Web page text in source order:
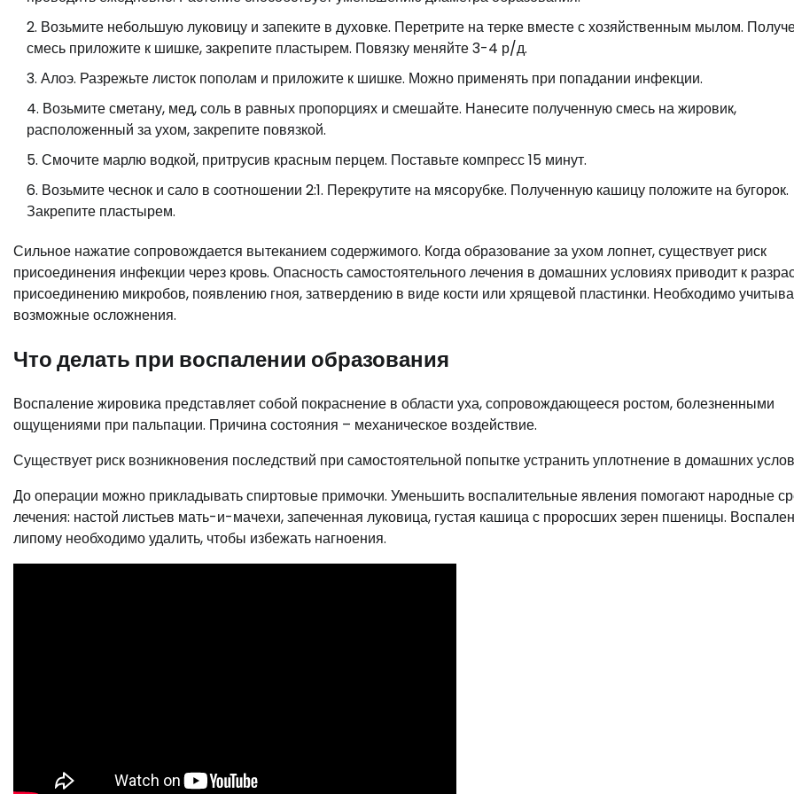
Возьмите небольшую луковицу и запеките в духовке. Перетрите на терке вместе с хозяйственным мылом.
смесь приложите к шишке, закрепите пластырем. Повязку меняйте 3-4 р/д.
Алоэ. Разрежьте листок пополам и приложите к шишке. Можно применять при попадании инфекции.
Возьмите сметану, мед, соль в равных пропорциях и смешайте. Нанесите полученную смесь на жировик,
расположенный за ухом, закрепите повязкой.
Смочите марлю водкой, притрусив красным перцем. Поставьте компресс 15 минут.
Возьмите чеснок и сало в соотношении 2:1. Перекрутите на мясорубке. Полученную кашицу положите на бугорок.
Закрепите пластырем.
Сильное нажатие сопровождается вытеканием содержимого. Когда образование за ухом лопнет, существует риск
присоединения инфекции через кровь. Опасность самостоятельного лечения в домашних условиях приводит к
присоединению микробов, появлению гноя, затвердению в виде кости или хрящевой пластинки. Необходимо
возможные осложнения.
Что делать при воспалении образования
Воспаление жировика представляет собой покраснение в области уха, сопровождающееся ростом, болезненными
ощущениями при пальпации. Причина состояния – механическое воздействие.
Существует риск возникновения последствий при самостоятельной попытке устранить уплотнение в домашних
До операции можно прикладывать спиртовые примочки. Уменьшить воспалительные явления помогают народные
лечения: настой листьев мать-и-мачехи, запеченная луковица, густая кашица с проросших зерен пшеницы.
липому необходимо удалить, чтобы избежать нагноения.